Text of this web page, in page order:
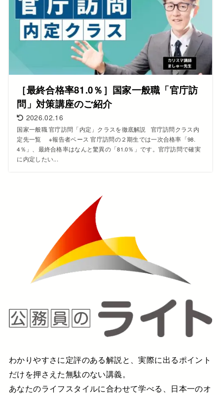
［最終合格率81.0％］国家一般職「官庁訪
問」対策講座のご紹介
2026.02.16
国家一般職 官庁訪問「内定」クラスを徹底解説 官庁訪問クラス内
定先一覧 ※報告者ベース 官庁訪問の２期生では一次合格率「98.
4％」、最終合格率はなんと驚異の「81.0％」です。官庁訪問で確実
に内定したい...
わかりやすさに定評のある解説と、実際に出るポイント
だけを押さえた無駄のない講義。
あなたのライフスタイルに合わせて学べる、日本一のオ